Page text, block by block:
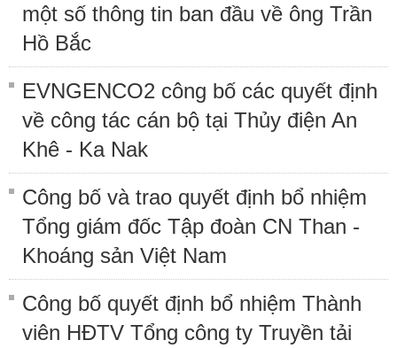
một số thông tin ban đầu về ông Trần
Hồ Bắc
EVNGENCO2 công bố các quyết định
về công tác cán bộ tại Thủy điện An
Khê - Ka Nak
Công bố và trao quyết định bổ nhiệm
Tổng giám đốc Tập đoàn CN Than -
Khoáng sản Việt Nam
Công bố quyết định bổ nhiệm Thành
viên HĐTV Tổng công ty Truyền tải